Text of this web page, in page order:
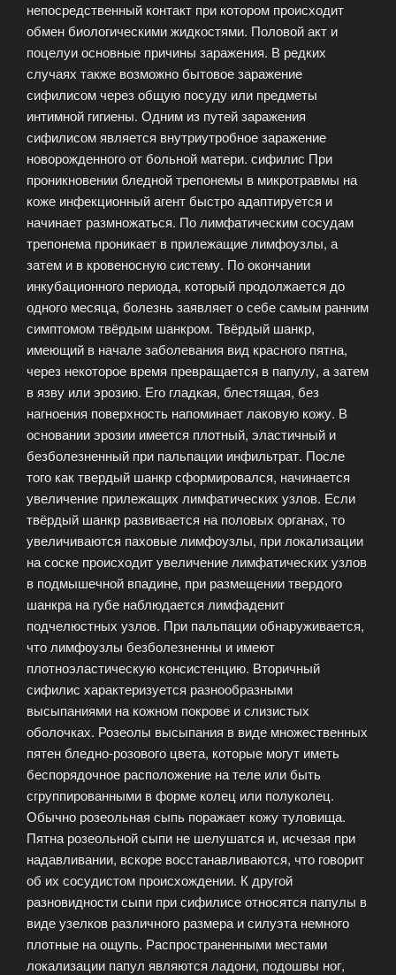
непосредственный контакт при котором происходит
обмен биологическими жидкостями. Половой акт и
поцелуи основные причины заражения. В редких
случаях также возможно бытовое заражение
сифилисом через общую посуду или предметы
интимной гигиены. Одним из путей заражения
сифилисом является внутриутробное заражение
новорожденного от больной матери. сифилис При
проникновении бледной трепонемы в микротравмы на
коже инфекционный агент быстро адаптируется и
начинает размножаться. По лимфатическим сосудам
трепонема проникает в прилежащие лимфоузлы, а
затем и в кровеносную систему. По окончании
инкубационного периода, который продолжается до
одного месяца, болезнь заявляет о себе самым ранним
симптомом твёрдым шанкром. Твёрдый шанкр,
имеющий в начале заболевания вид красного пятна,
через некоторое время превращается в папулу, а затем
в язву или эрозию. Его гладкая, блестящая, без
нагноения поверхность напоминает лаковую кожу. В
основании эрозии имеется плотный, эластичный и
безболезненный при пальпации инфильтрат. После
того как твердый шанкр сформировался, начинается
увеличение прилежащих лимфатических узлов. Если
твёрдый шанкр развивается на половых органах, то
увеличиваются паховые лимфоузлы, при локализации
на соске происходит увеличение лимфатических узлов
в подмышечной впадине, при размещении твердого
шанкра на губе наблюдается лимфаденит
подчелюстных узлов. При пальпации обнаруживается,
что лимфоузлы безболезненны и имеют
плотноэластическую консистенцию. Вторичный
сифилис характеризуется разнообразными
высыпаниями на кожном покрове и слизистых
оболочках. Розеолы высыпания в виде множественных
пятен бледно-розового цвета, которые могут иметь
беспорядочное расположение на теле или быть
сгруппированными в форме колец или полуколец.
Обычно розеольная сыпь поражает кожу туловища.
Пятна розеольной сыпи не шелушатся и, исчезая при
надавливании, вскоре восстанавливаются, что говорит
об их сосудистом происхождении. К другой
разновидности сыпи при сифилисе относятся папулы в
виде узелков различного размера и силуэта немного
плотные на ощупь. Распространенными местами
локализации папул являются ладони, подошвы ног,